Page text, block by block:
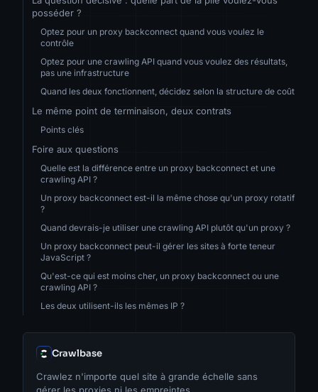
posséder ?
Optez pour un proxy backconnect quand vous voulez le
contrôle
Optez pour une crawling API quand vous voulez des résultats,
pas une infrastructure
Quand les deux fonctionnent, décidez selon la structure de coût
Le même point de terminaison, deux contrats
Points clés
Foire aux questions
Quelle est la différence entre un proxy backconnect et une
crawling API ?
Un proxy backconnect est-il la même chose qu'un proxy rotatif
?
Quand devrais-je utiliser une crawling API plutôt qu'un proxy ?
Un proxy backconnect peut-il gérer les sites à forte teneur
JavaScript ?
Qu'est-ce qui est moins cher, un proxy backconnect ou une
crawling API ?
Les deux utilisent-ils les mêmes IP ?
Crawlbase
Crawlez n'importe quel site à grande échelle sans